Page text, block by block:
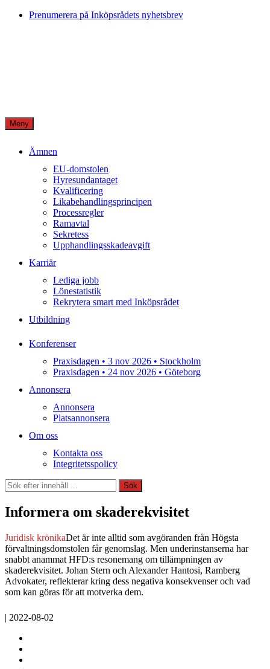
Skip
Prenumerera på Inköpsrådets nyhetsbrev
Meny
Ämnen
EU-domstolen
Hyresundantaget
Kvalificering
Likabehandlingsprincipen
Processregler
Ramavtal
Sekretess
Upphandlingsskadeavgift
Karriär
Lediga jobb
Lönestatistik
Rekrytera smart med Inköpsrådet
Utbildning
Konferenser
Praxisdagen • 3 nov 2026 • Stockholm
Praxisdagen • 24 nov 2026 • Göteborg
Annonsera
Annonsera
Platsannonsera
Om oss
Kontakta oss
Integritetsspolicy
Sök
Sök
Informera om skaderekvisitet
Juridisk krönikaDet är inte alltid som avgöranden från Högsta
förvaltningsdomstolen får genomslag. Men underinstanserna har
snabbt anammat HFD:s resonemang om tillämpningen av
skaderekvisitet. Johan Stern och Alexander Hantosi, Ramberg
Advokater, reflekterar kring dess negativa konsekvenser och vad
som kan göras för att motverka dem.
| 2022-08-02